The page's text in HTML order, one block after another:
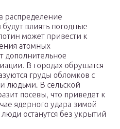
распределение
влиять погодные
может привести к
атомных
дополнительное
В городах обрушатся
груды обломков с
людьми. В сельской
посевы, что приведет к
ядерного удара зимой
останутся без укрытий